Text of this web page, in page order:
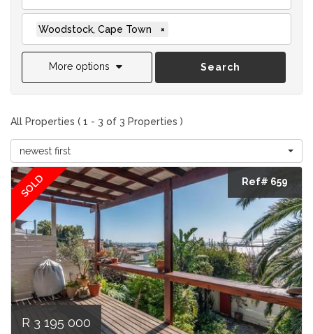
Woodstock, Cape Town ×
More options Search
All Properties ( 1 - 3 of 3 Properties )
newest first
SOLD Ref# 659
R 3 195 000